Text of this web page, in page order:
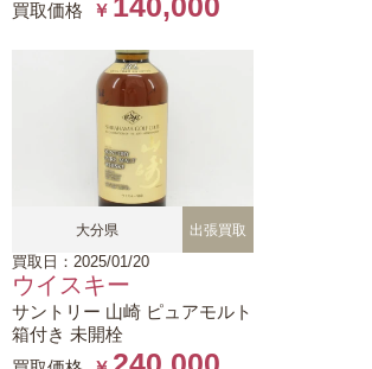
買取価格
￥ 140,000
大分県 出張買取
買取日：2025/01/20
ウイスキー
サントリー 山崎 ピュアモルト
箱付き 未開栓